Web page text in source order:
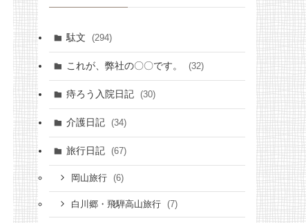
駄文 (294)
これが、弊社の〇〇です。 (32)
痔ろう入院日記 (30)
介護日記 (34)
旅行日記 (67)
岡山旅行 (6)
白川郷・飛騨高山旅行 (7)